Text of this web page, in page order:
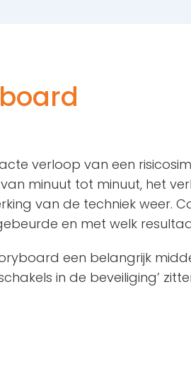
verloop van een
minuut tot minuut, het
van de techniek weer.
en met welk
een belangrijk
in de beveiliging’